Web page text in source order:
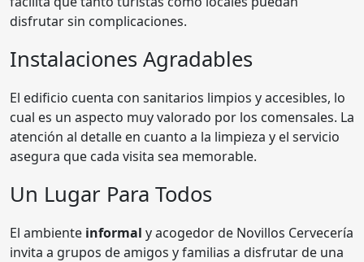
disfrutar sin complicaciones.
Instalaciones Agradables
El edificio cuenta con sanitarios limpios y accesibles, lo
cual es un aspecto muy valorado por los comensales. La
atención al detalle en cuanto a la limpieza y el servicio
asegura que cada visita sea memorable.
Un Lugar Para Todos
El ambiente informal y acogedor de Novillos Cervecería
invita a grupos de amigos y familias a disfrutar de una